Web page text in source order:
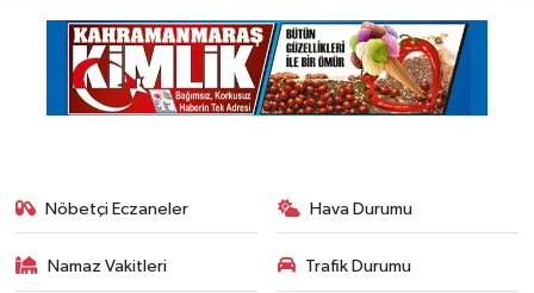
Nöbetçi Eczaneler Hava Durumu
Namaz Vakitleri Trafik Durumu